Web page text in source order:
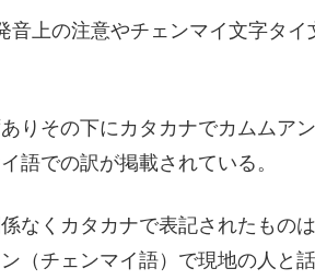
上の注意やチェンマイ文字タイ
りその下にカタカナでカムムア
語での訳が掲載されている。
なくカタカナで表記されたもの
（チェンマイ語）で現地の人と